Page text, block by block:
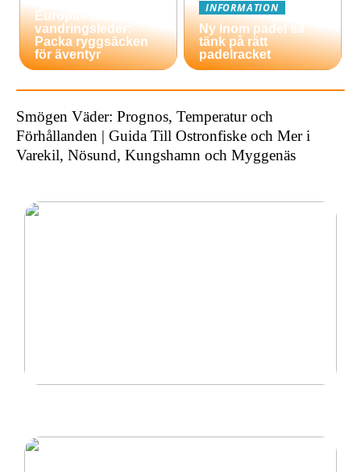
Europas bästa
vandringsleder:
Packa ryggsäcken
för äventyr
INFORMATION
Ny inom padel så
tänk på rätt
padelracket
Smögen Väder: Prognos, Temperatur och
Förhållanden | Guida Till Ostronfiske och Mer i
Varekil, Nösund, Kungshamn och Myggenäs